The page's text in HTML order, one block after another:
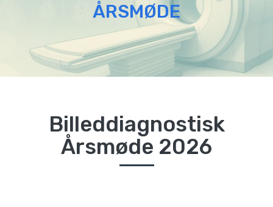
ÅRSMØDE
Billeddiagnostisk
Årsmøde 2026